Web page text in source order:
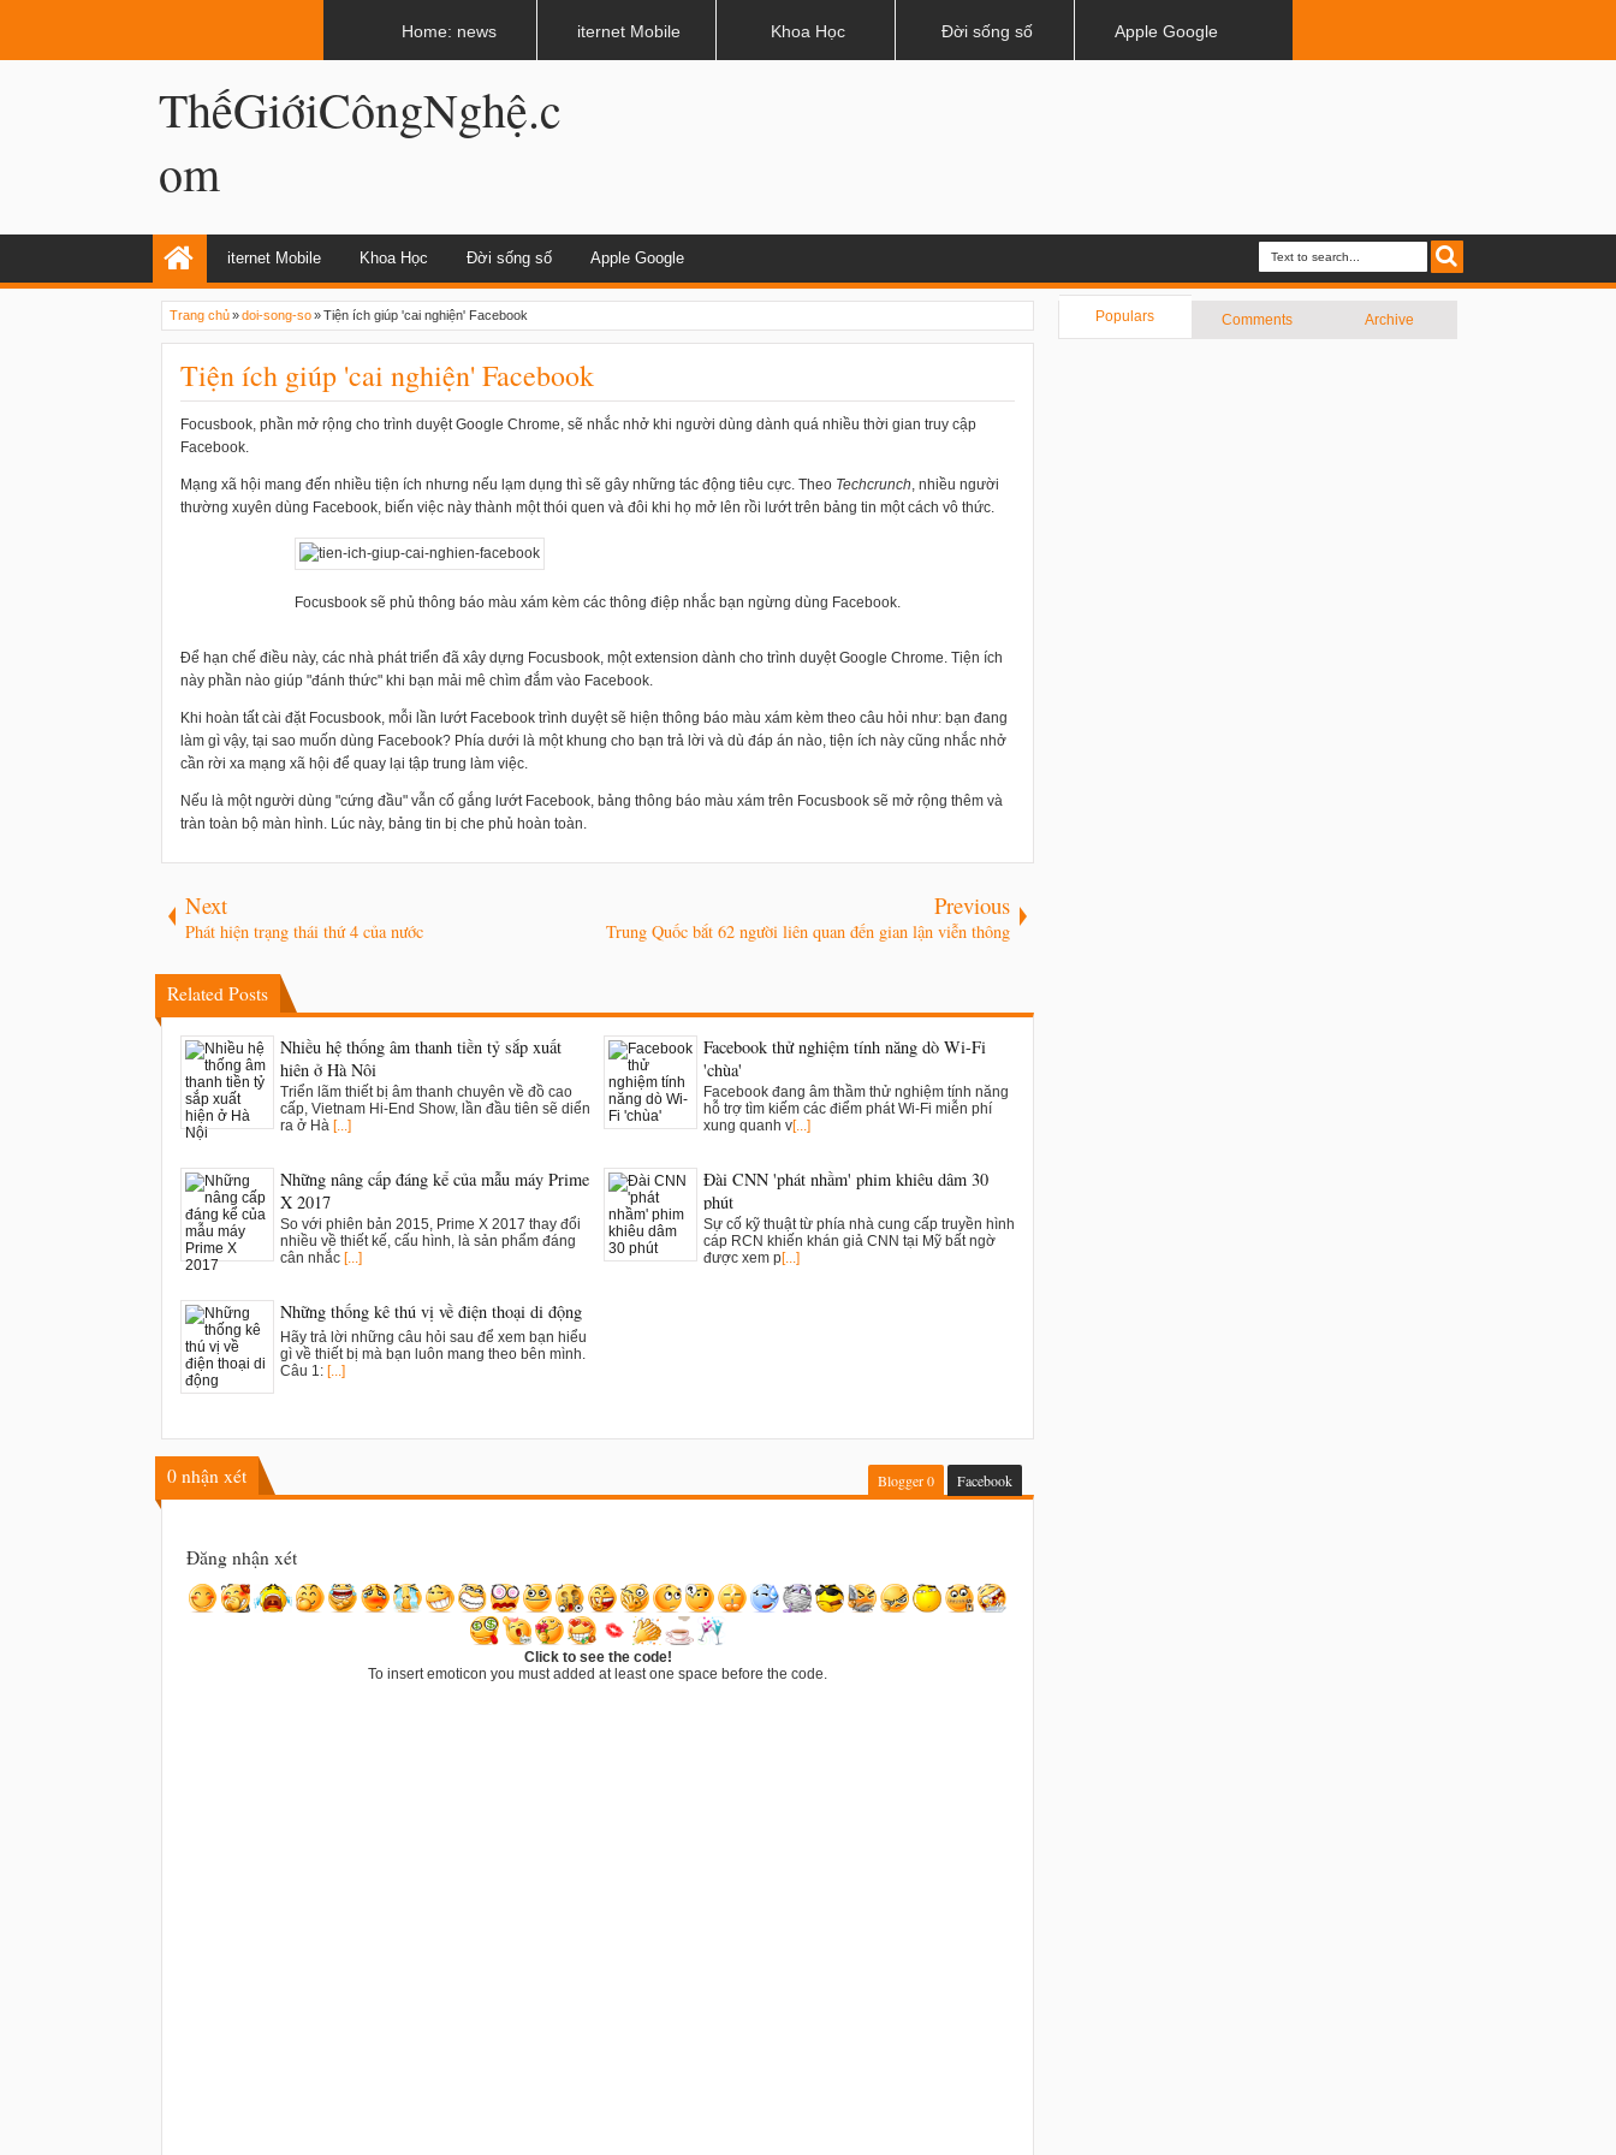
ThếGiớiCôngNghệ.c
om
iternet Mobile Khoa Học Đời sống số Apple Google
Populars Comments Archive
Trang chủ»doi-song-so»Tiện ích giúp 'cai nghiện' Facebook
Tiện ích giúp 'cai nghiện' Facebook
Focusbook, phần mở rộng cho trình duyệt Google Chrome, sẽ nhắc nhở khi người dùng dành quá nhiều thời gian truy cập
Facebook.
Mạng xã hội mang đến nhiều tiện ích nhưng nếu lạm dụng thì sẽ gây những tác động tiêu cực. Theo Techcrunch, nhiều người
thường xuyên dùng Facebook, biến việc này thành một thói quen và đôi khi họ mở lên rồi lướt trên bảng tin một cách vô thức.
Focusbook sẽ phủ thông báo màu xám kèm các thông điệp nhắc bạn ngừng dùng Facebook.
Để hạn chế điều này, các nhà phát triển đã xây dựng Focusbook, một extension dành cho trình duyệt Google Chrome. Tiện ích
này phần nào giúp "đánh thức" khi bạn mải mê chìm đắm vào Facebook.
Khi hoàn tất cài đặt Focusbook, mỗi lần lướt Facebook trình duyệt sẽ hiện thông báo màu xám kèm theo câu hỏi như: bạn đang
làm gì vậy, tại sao muốn dùng Facebook? Phía dưới là một khung cho bạn trả lời và dù đáp án nào, tiện ích này cũng nhắc nhở
cần rời xa mạng xã hội để quay lại tập trung làm việc.
Nếu là một người dùng "cứng đầu" vẫn cố gắng lướt Facebook, bảng thông báo màu xám trên Focusbook sẽ mở rộng thêm và
tràn toàn bộ màn hình. Lúc này, bảng tin bị che phủ hoàn toàn.
Next
Phát hiện trạng thái thứ 4 của nước
Previous
Trung Quốc bắt 62 người liên quan đến gian lận viễn thông
Related Posts
Nhiều hệ thống âm thanh tiền tỷ sắp xuất
hiện ở Hà Nội
Triển lãm thiết bị âm thanh chuyên về đồ cao
cấp, Vietnam Hi-End Show, lần đầu tiên sẽ diển
ra ở Hà [...]
Facebook thử nghiệm tính năng dò Wi-Fi
'chùa'
Facebook đang âm thầm thử nghiệm tính năng
hỗ trợ tìm kiếm các điểm phát Wi-Fi miễn phí
xung quanh v[...]
Những nâng cấp đáng kể của mẫu máy Prime
X 2017
So với phiên bản 2015, Prime X 2017 thay đổi
nhiều về thiết kế, cấu hình, là sản phẩm đáng
cân nhắc [...]
Đài CNN 'phát nhầm' phim khiêu dâm 30
phút
Sự cố kỹ thuật từ phía nhà cung cấp truyền hình
cáp RCN khiến khán giả CNN tại Mỹ bất ngờ
được xem p[...]
Những thống kê thú vị về điện thoại di động
Hãy trả lời những câu hỏi sau để xem bạn hiểu
gì về thiết bị mà bạn luôn mang theo bên mình.
Câu 1: [...]
0 nhận xét Blogger0 Facebook
Đăng nhận xét
Click to see the code!
To insert emoticon you must added at least one space before the code.
Home: news iternet Mobile Khoa Học Đời sống số Apple Google